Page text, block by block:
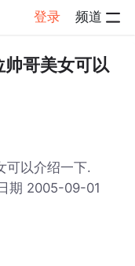
登录 频道
哥美女可以
可以介绍一下.
期 2005-09-01